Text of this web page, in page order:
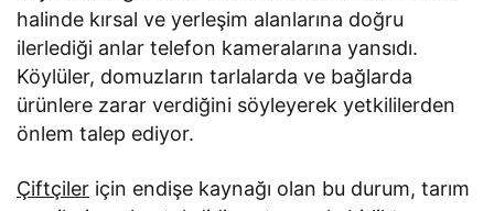
halinde kırsal ve yerleşim alanlarına doğru
ilerlediği anlar telefon kameralarına yansıdı.
Köylüler, domuzların tarlalarda ve bağlarda
ürünlere zarar verdiğini söyleyerek yetkililerden
önlem talep ediyor.
Çiftçiler için endişe kaynağı olan bu durum, tarım